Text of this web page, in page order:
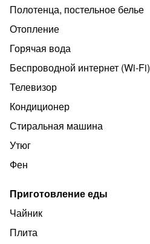
Полотенца, постельное белье
Отопление
Горячая вода
Беспроводной интернет (Wi‑Fi)
Телевизор
Кондиционер
Стиральная машина
Утюг
Фен
Приготовление еды
Чайник
Плита